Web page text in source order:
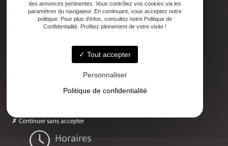
Adresse
2ter Cour Xavier Moreau, 33720 Podensac
Téléphone
05 56 27 26 08
Email
Horaires
des annonces pertinentes. Vous contrôlez vos cookies via les
paramètres du navigateur. En continuant, vous acceptez notre
politique. Pour plus d'infos, consultez notre Politique de
Confidentialité. Profitez pleinement de votre visite !
Tout accepter
Personnaliser
Politique de confidentialité
Continuer sans accepter